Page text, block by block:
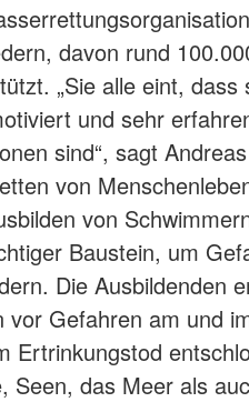
davon rund
„Sie alle eint,
und sehr
sind“, sagt
von
von
Baustein, um
Die Ausbildenden
vor Gefahren am und
Ertrinkungstod
Seen, das Meer als